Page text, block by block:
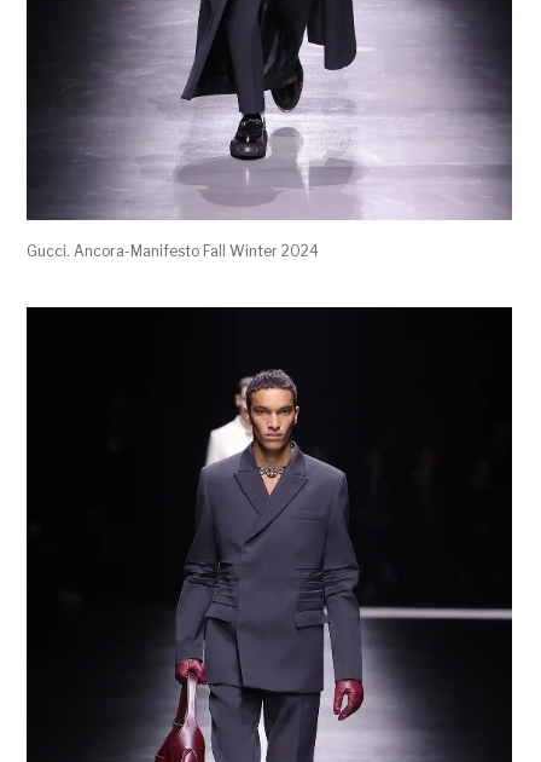
Gucci. Ancora-Manifesto Fall Winter 2024